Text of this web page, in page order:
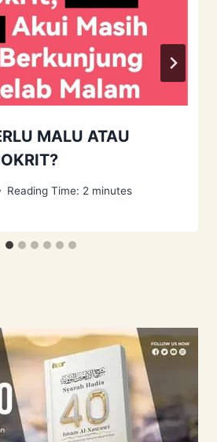
MALU ATAU
Reading Time: 2 minutes